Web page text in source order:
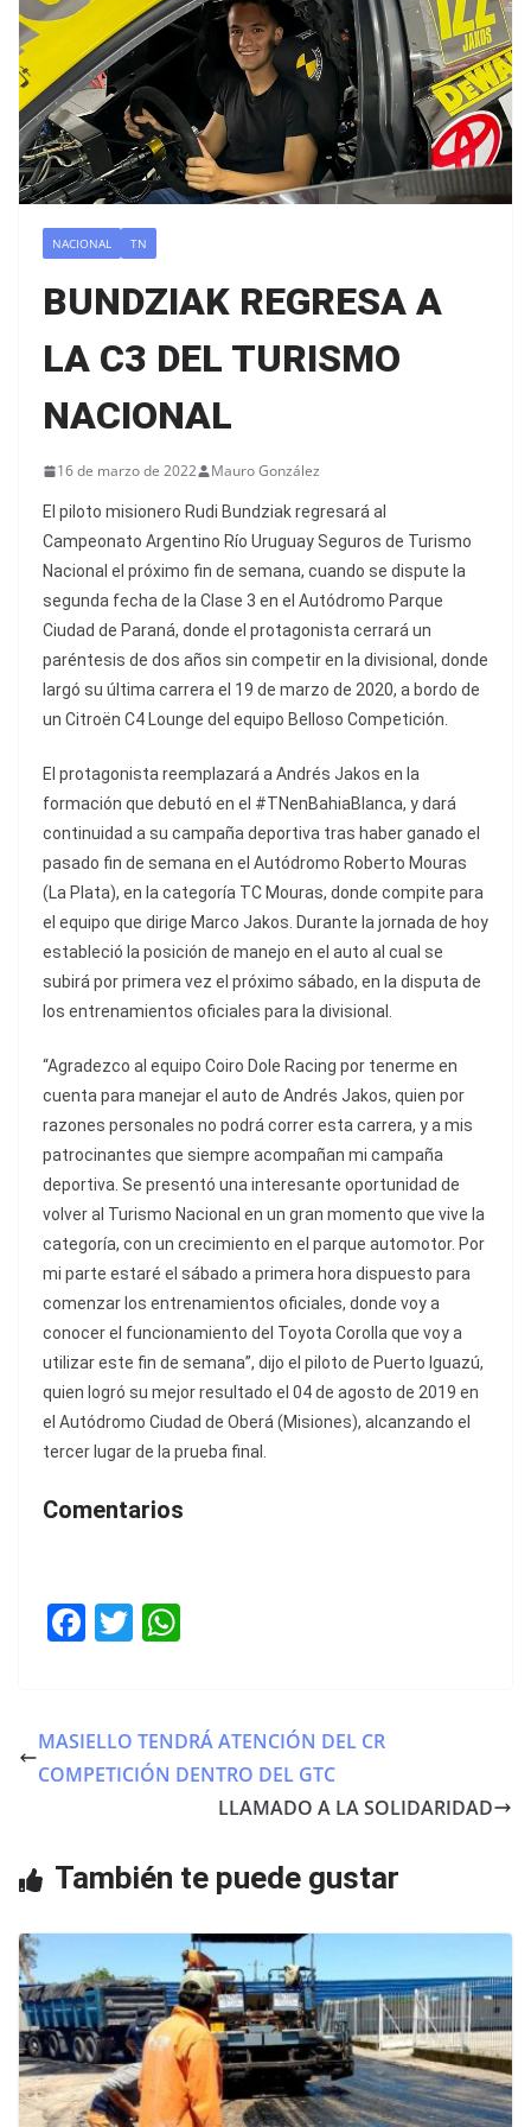
NACIONAL TN
BUNDZIAK REGRESA A
LA C3 DEL TURISMO
NACIONAL
16 de marzo de 2022 Mauro González
El piloto misionero Rudi Bundziak regresará al
Campeonato Argentino Río Uruguay Seguros de Turismo
Nacional el próximo fin de semana, cuando se dispute la
segunda fecha de la Clase 3 en el Autódromo Parque
Ciudad de Paraná, donde el protagonista cerrará un
paréntesis de dos años sin competir en la divisional, donde
largó su última carrera el 19 de marzo de 2020, a bordo de
un Citroën C4 Lounge del equipo Belloso Competición.
El protagonista reemplazará a Andrés Jakos en la
formación que debutó en el #TNenBahiaBlanca, y dará
continuidad a su campaña deportiva tras haber ganado el
pasado fin de semana en el Autódromo Roberto Mouras
(La Plata), en la categoría TC Mouras, donde compite para
el equipo que dirige Marco Jakos. Durante la jornada de hoy
estableció la posición de manejo en el auto al cual se
subirá por primera vez el próximo sábado, en la disputa de
los entrenamientos oficiales para la divisional.
“Agradezco al equipo Coiro Dole Racing por tenerme en
cuenta para manejar el auto de Andrés Jakos, quien por
razones personales no podrá correr esta carrera, y a mis
patrocinantes que siempre acompañan mi campaña
deportiva. Se presentó una interesante oportunidad de
volver al Turismo Nacional en un gran momento que vive la
categoría, con un crecimiento en el parque automotor. Por
mi parte estaré el sábado a primera hora dispuesto para
comenzar los entrenamientos oficiales, donde voy a
conocer el funcionamiento del Toyota Corolla que voy a
utilizar este fin de semana”, dijo el piloto de Puerto Iguazú,
quien logró su mejor resultado el 04 de agosto de 2019 en
el Autódromo Ciudad de Oberá (Misiones), alcanzando el
tercer lugar de la prueba final.
Comentarios
F
e
b
k
T
er s
A
MASIELLO TENDRÁ ATENCIÓN DEL CR
COMPETICIÓN DENTRO DEL GTC
LLAMADO A LA SOLIDARIDAD
También te puede gustar